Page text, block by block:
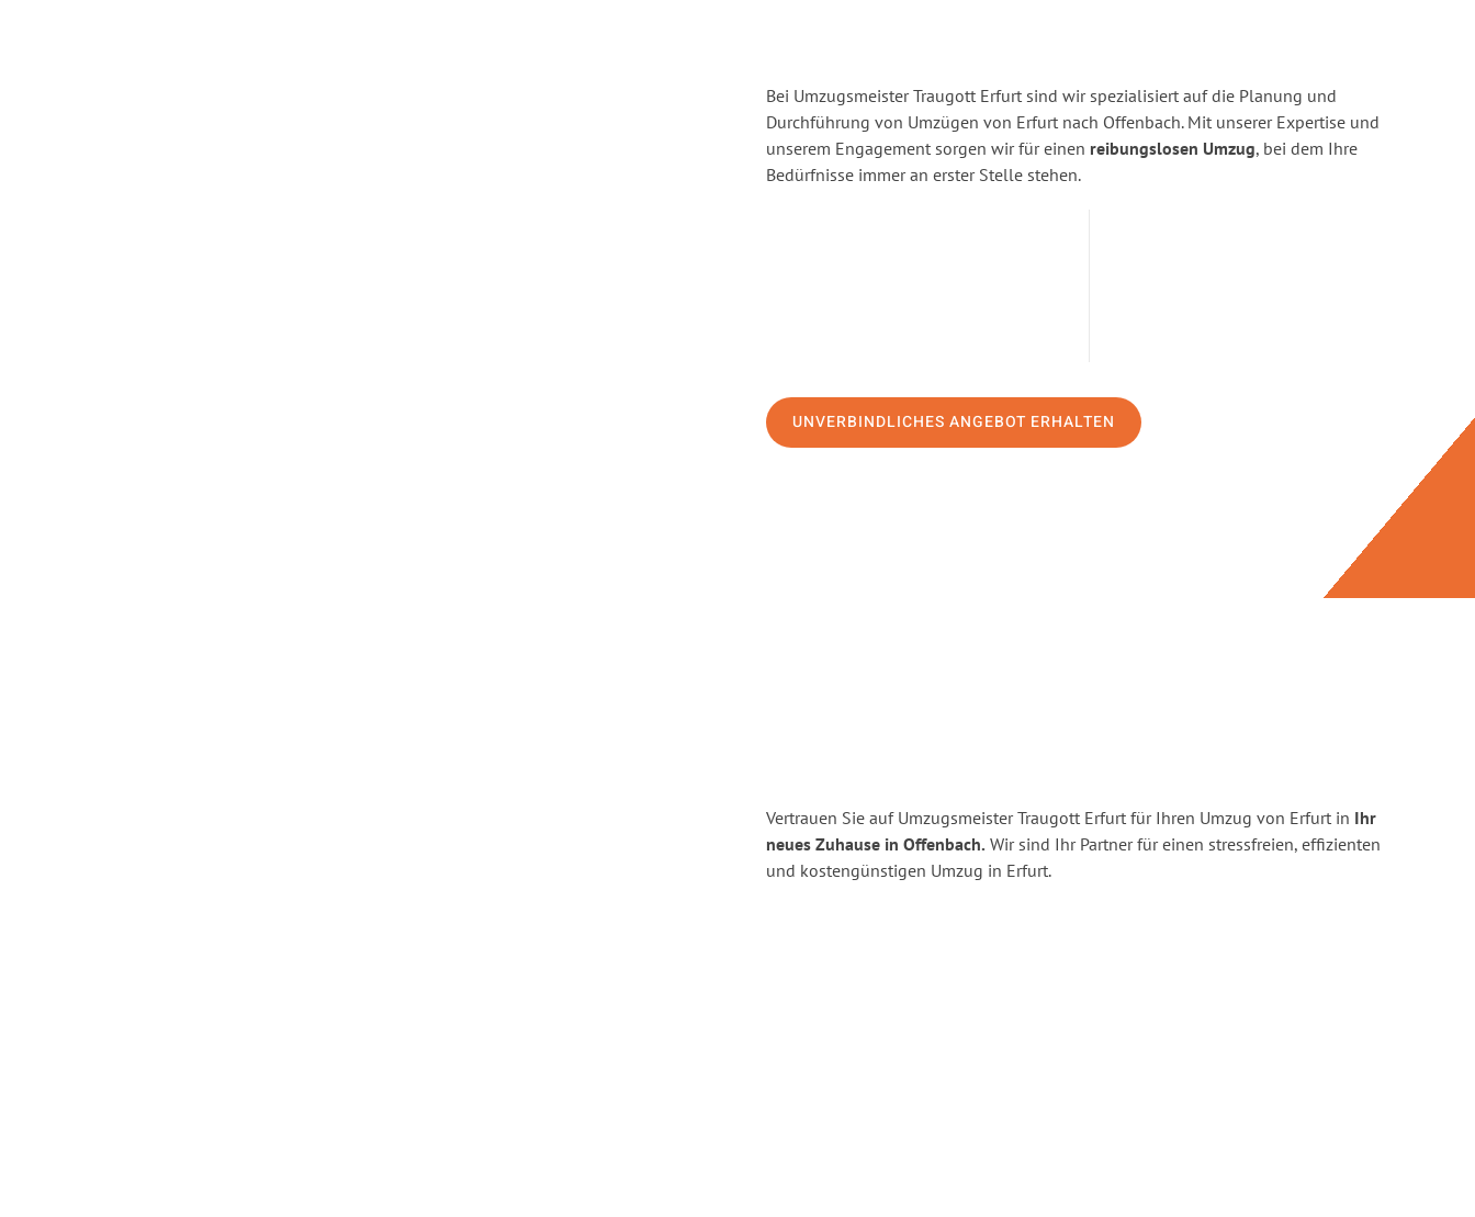
Bei Umzugsmeister Traugott Erfurt sind wir spezialisiert auf die Planung und
Durchführung von Umzügen von Erfurt nach Offenbach. Mit unserer Expertise und
unserem Engagement sorgen wir für einen reibungslosen Umzug, bei dem Ihre
Bedürfnisse immer an erster Stelle stehen.
UNVERBINDLICHES ANGEBOT ERHALTEN
Vertrauen Sie auf Umzugsmeister Traugott Erfurt für Ihren Umzug von Erfurt in Ihr
neues Zuhause in Offenbach. Wir sind Ihr Partner für einen stressfreien, effizienten
und kostengünstigen Umzug in Erfurt.